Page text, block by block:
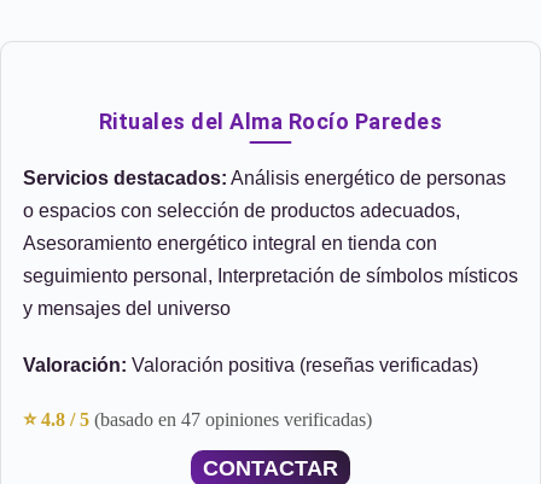
Rituales del Alma Rocío Paredes
Servicios destacados: Análisis energético de personas
o espacios con selección de productos adecuados,
Asesoramiento energético integral en tienda con
seguimiento personal, Interpretación de símbolos místicos
y mensajes del universo
Valoración: Valoración positiva (reseñas verificadas)
⭐ 4.8 / 5 (basado en 47 opiniones verificadas)
CONTACTAR